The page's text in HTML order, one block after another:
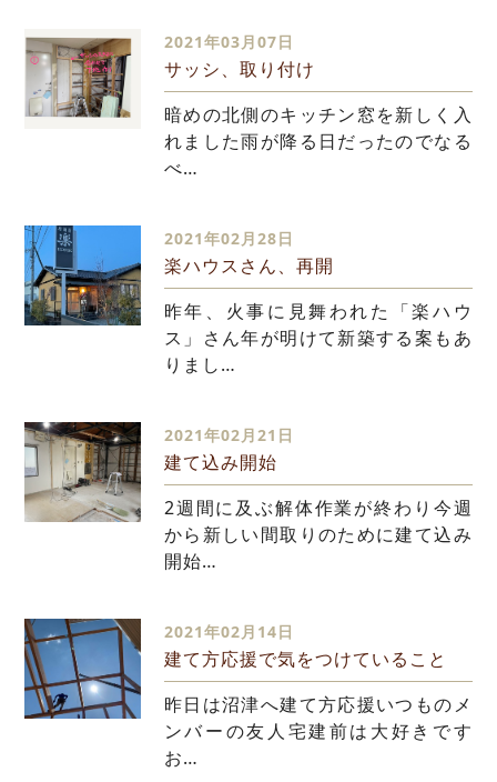
2021年03月07日
サッシ、取り付け
暗めの北側のキッチン窓を新しく入
れました雨が降る日だったのでなる
べ…
2021年02月28日
楽ハウスさん、再開
昨年、火事に見舞われた「楽ハウ
ス」さん年が明けて新築する案もあ
りまし…
2021年02月21日
建て込み開始
2週間に及ぶ解体作業が終わり今週
から新しい間取りのために建て込み
開始…
2021年02月14日
建て方応援で気をつけていること
昨日は沼津へ建て方応援いつものメ
ンバーの友人宅建前は大好きです
お…